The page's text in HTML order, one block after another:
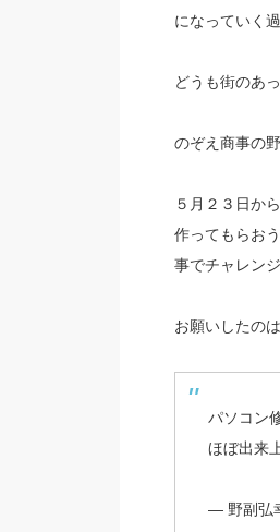
になっていく
どうも街のあ
のぞえ商事の
５月２３日か
作ってもらお
事でチャレン
お願いしたの
パソコン
ほぼ出来
— 野副弘